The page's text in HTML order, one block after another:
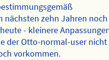
nächsten zehn Jahren noch
- kleinere
der Otto-normal-user nicht
vorkommen.